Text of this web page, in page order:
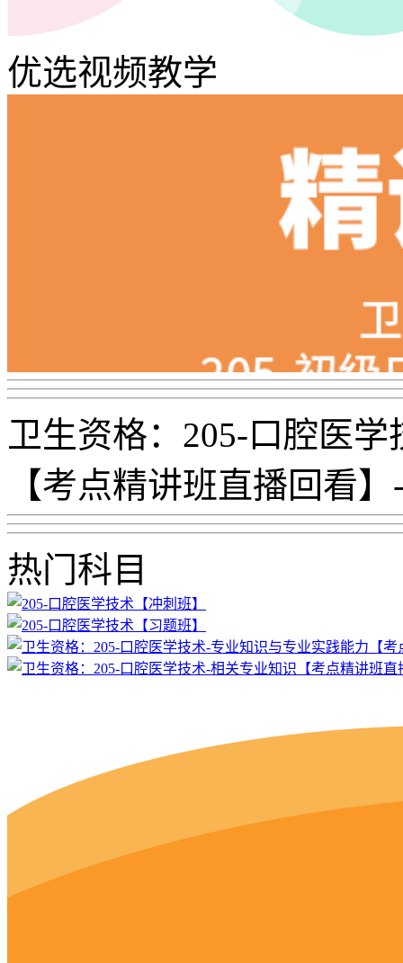
优选视频教学
卫生资格：205-口腔医
【考点精讲班直播回看
热门科目